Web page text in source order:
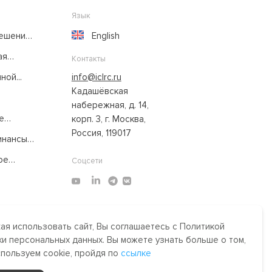
Язык
English
Контакты
info@iclrc.ru
Кадашёвская
набережная, д. 14,
корп. 3, г. Москва,
Россия, 119017
Соцсети
Made by Uprising
2021
использовать сайт, Вы соглашаетесь с Политикой
персональных данных. Вы можете узнать больше о том,
cookie, пройдя по ссылке